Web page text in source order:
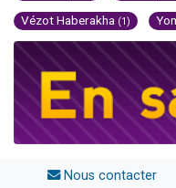
Vézot Haberakha (1)
Nous contacter